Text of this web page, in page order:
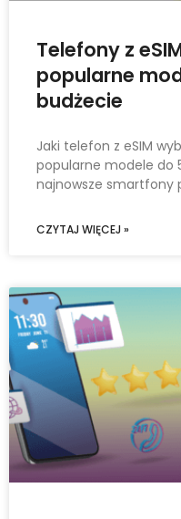
Telefony z
popularne
budżecie
Jaki telefon z eSIM
popularne modele do
najnowsze smartfony
CZYTAJ WIĘCEJ »